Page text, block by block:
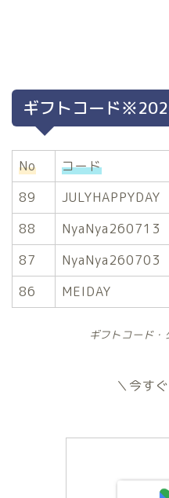
ギフトコード
No コード
89
JULYHAPPYDAY
88
NyaNya260713
87
NyaNya260703
86
MEIDAY
ギフトコード
＼今す